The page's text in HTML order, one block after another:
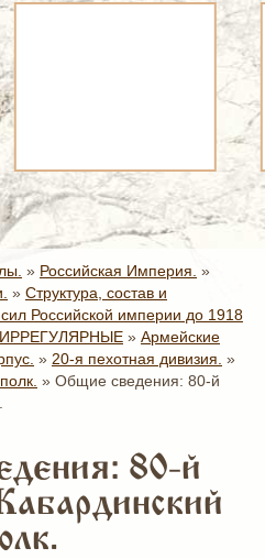
» Российская Империя. »
» Структура, состав и
Российской империи до 1918
» Армейские
» 20-я пехотная дивизия. »
» Общие сведения: 80-й
80-й